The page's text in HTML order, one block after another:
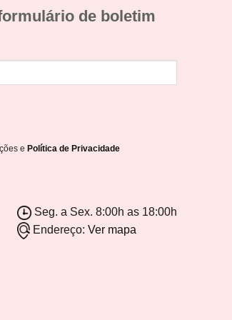
de boletim
e Política de Privacidade
Seg. a Sex. 8:00h as 18:00h
Endereço: Ver mapa